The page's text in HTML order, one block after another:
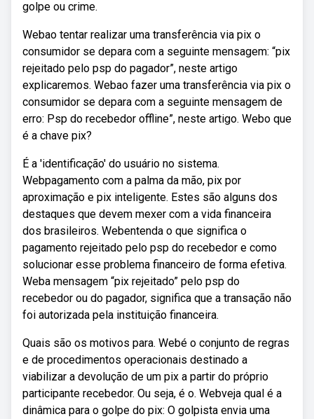
golpe ou crime.
Webao tentar realizar uma transferência via pix o
consumidor se depara com a seguinte mensagem: “pix
rejeitado pelo psp do pagador”, neste artigo
explicaremos. Webao fazer uma transferência via pix o
consumidor se depara com a seguinte mensagem de
erro: Psp do recebedor offline”, neste artigo. Webo que
é a chave pix?
É a 'identificação' do usuário no sistema.
Webpagamento com a palma da mão, pix por
aproximação e pix inteligente. Estes são alguns dos
destaques que devem mexer com a vida financeira
dos brasileiros. Webentenda o que significa o
pagamento rejeitado pelo psp do recebedor e como
solucionar esse problema financeiro de forma efetiva.
Weba mensagem “pix rejeitado” pelo psp do
recebedor ou do pagador, significa que a transação não
foi autorizada pela instituição financeira.
Quais são os motivos para. Webé o conjunto de regras
e de procedimentos operacionais destinado a
viabilizar a devolução de um pix a partir do próprio
participante recebedor. Ou seja, é o. Webveja qual é a
dinâmica para o golpe do pix: O golpista envia uma